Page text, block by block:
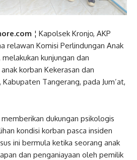
¦ Kapolsek Kronjo, AKP
relawan Komisi Perlindungan Anak
melakukan kunjungan dan
korban Kekerasan dan
Tangerang, pada Jum’at,
dukungan psikologis
kondisi korban pasca insiden
ini bermula ketika seorang anak
dan penganiayaan oleh pemilik